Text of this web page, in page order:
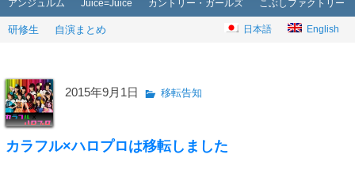
アンジュルム Juice=Juice カントリー・ガールズ こぶしファクトリー
研修生 自演まとめ 日本語 English
2015年9月1日 移転告知
カラフル×ハロプロは移転しました